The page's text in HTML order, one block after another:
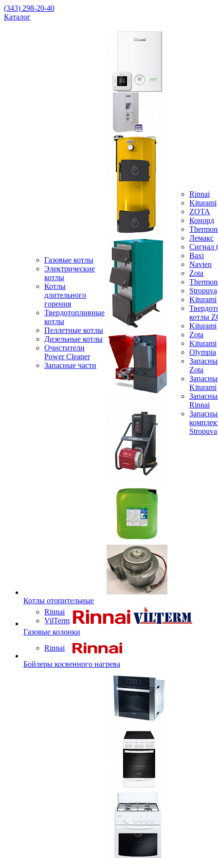
(343) 298-20-40
Каталог
Газовые котлы
Электрические
котлы
Котлы
длительного
горения
Твердотопливные
котлы
Пеллетные котлы
Дизельные котлы
Очистители
Power Cleaner
Запасные части
Rinnai
Kiturami
ZOTA
Конорд
Лемакс
Baxi
Navien
Zota
Stropuva
Kiturami
котлы
Kiturami
Zota
Kiturami
Olympia
Zota
Kiturami
Rinnai
Stropuva
Котлы отопительные
Rinnai
VilTerm
Газовые колонки
Rinnai
Бойлеры косвенного нагрева